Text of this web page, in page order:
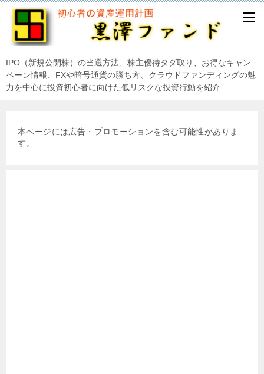
IPO（新規公開株）の当選方法、株主優待タダ取り、お得なキャン
ペーン情報、FXや暗号通貨の勝ち方、クラウドファンディングの魅
力を中心に投資初心者に向けた低リスクな投資行動を紹介
本ページには広告・プロモーションを含む可能性がありま
す。